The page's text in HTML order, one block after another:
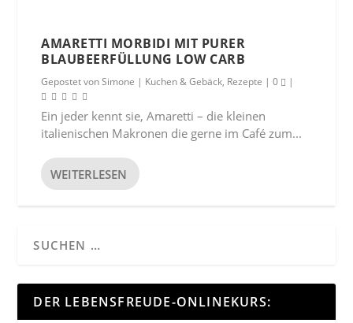
AMARETTI MORBIDI MIT PURER
BLAUBEERFÜLLUNG LOW CARB
Gepostet vonSimone | Kuchen & Gebäck, Rezepte |0 |
Ein jeder kennt sie, Amaretti – die kleinen
italienischen Makronen die gerne im Café zum...
WEITERLESEN
DER LEBENSFREUDE-ONLINEKURS: